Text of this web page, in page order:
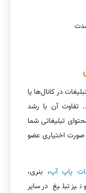
در کانال‌ها یا
تفاوت آن با رشد
تبلیغاتی شما
اختیاری عضو
پاپ آپ، بنری،
تبلیغ در سایر